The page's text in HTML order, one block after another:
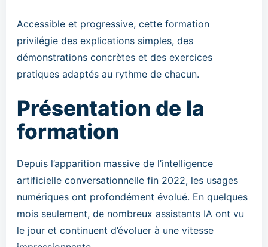
Accessible et progressive, cette formation
privilégie des explications simples, des
démonstrations concrètes et des exercices
pratiques adaptés au rythme de chacun.
Présentation de la
formation
Depuis l’apparition massive de l’intelligence
artificielle conversationnelle fin 2022, les usages
numériques ont profondément évolué. En quelques
mois seulement, de nombreux assistants IA ont vu
le jour et continuent d’évoluer à une vitesse